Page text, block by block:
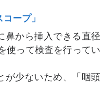
ープ」
鼻から挿入できる直径
使って検査を行ってい
が少ないため、「咽頭